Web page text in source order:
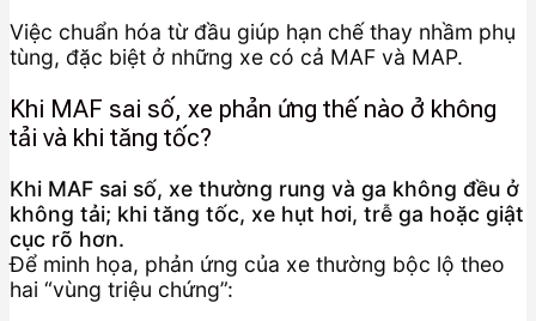
Việc chuẩn hóa từ đầu giúp hạn chế thay nhầm phụ
tùng, đặc biệt ở những xe có cả MAF và MAP.
Khi MAF sai số, xe phản ứng thế nào ở không
tải và khi tăng tốc?
Khi MAF sai số, xe thường rung và ga không đều ở
không tải; khi tăng tốc, xe hụt hơi, trễ ga hoặc giật
cục rõ hơn.
Để minh họa, phản ứng của xe thường bộc lộ theo
hai “vùng triệu chứng”: